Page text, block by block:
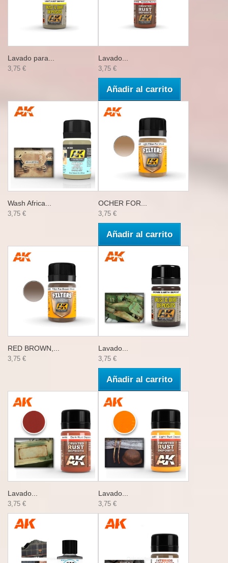
Lavado para...
3,75 €
Lavado...
3,75 €
Añadir al carrito
Wash Africa...
3,75 €
OCHER FOR...
3,75 €
Añadir al carrito
RED BROWN,...
3,75 €
Lavado...
3,75 €
Añadir al carrito
Lavado...
3,75 €
Lavado...
3,75 €